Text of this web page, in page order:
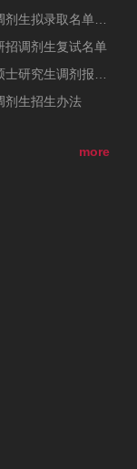
招调剂生复试名单
剂生招生办法
more